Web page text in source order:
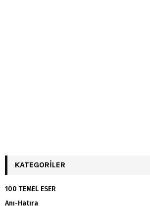
KATEGORILER
100 TEMEL ESER
Anı-Hatıra